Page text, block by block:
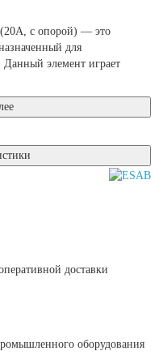
(20А, с опорой) — это
для
Данный элемент играет
доставки
оборудования